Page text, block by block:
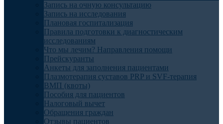
Запись на очную консультацию
Запись на исследования
Плановая госпитализация
Правила подготовки к диагностическим
исследованиям
Что мы лечим? Направления помощи
Прейскуранты
Анкеты для заполнения пациентами
Плазмотерапия суставов PRP и SVF-терапия
ВМП (квоты)
Пособия для пациентов
Налоговый вычет
Обращения граждан
Отзывы пациентов